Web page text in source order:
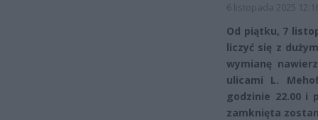
6 listopada 2025
Od piątku, 7
liczyć się z
wymianę
ulicami L.
godzinie 22.00 i
zamknięta